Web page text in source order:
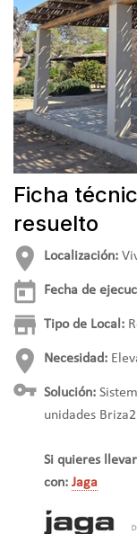
Ficha
resuelto
Localización:
Fecha de
Tipo de Local:
Necesidad:
Solución:
unidades
Si quieres
con: Jaga